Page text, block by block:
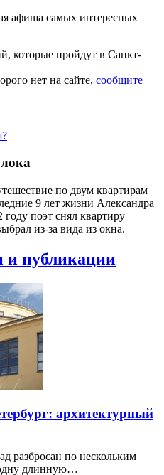
афиша самых интересных
которые пройдут в Санкт-
нет на сайте, сообщите
по двум квартирам
9 лет жизни Александра
поэт снял квартиру
из-за вида из окна.
и публикации
архитектурный
разбросан по нескольким
длинную…